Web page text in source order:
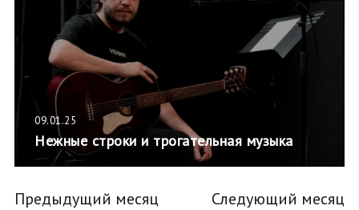
09.01.25
Нежные строки и трогательная музыка
Предыдущий месяц Следующий месяц